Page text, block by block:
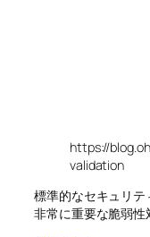
https://
validation
標準的なセキュリ
非常に重要な脆弱性